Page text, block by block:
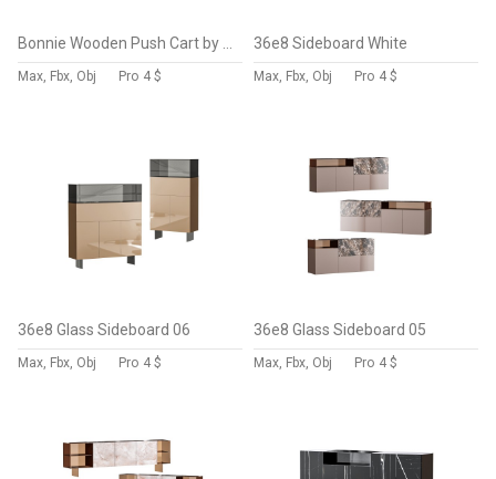
Max, Fbx, Obj Pro 4 $
36e8 Sideboard White
Max, Fbx, Obj Pro 4 $
36e8 Glass Sideboard 06
Max, Fbx, Obj Pro 4 $
36e8 Glass Sideboard 05
Max, Fbx, Obj Pro 4 $